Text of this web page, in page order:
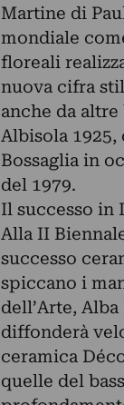
Martine di
mondiale
floreali
nuova cifra
anche da
Albisola 1925,
Bossaglia in
del 1979.
Il successo in
Alla II
successo
spiccano i
dell’Arte,
diffonderà
ceramica
quelle del